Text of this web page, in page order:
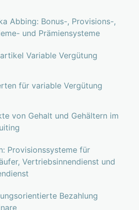
Abbing: Bonus-, Provisions-,
und Prämiensysteme
Variable Vergütung
für variable Vergütung
von Gehalt und Gehältern im
Provisionssysteme für
Vertriebsinnendienst und
Bezahlung